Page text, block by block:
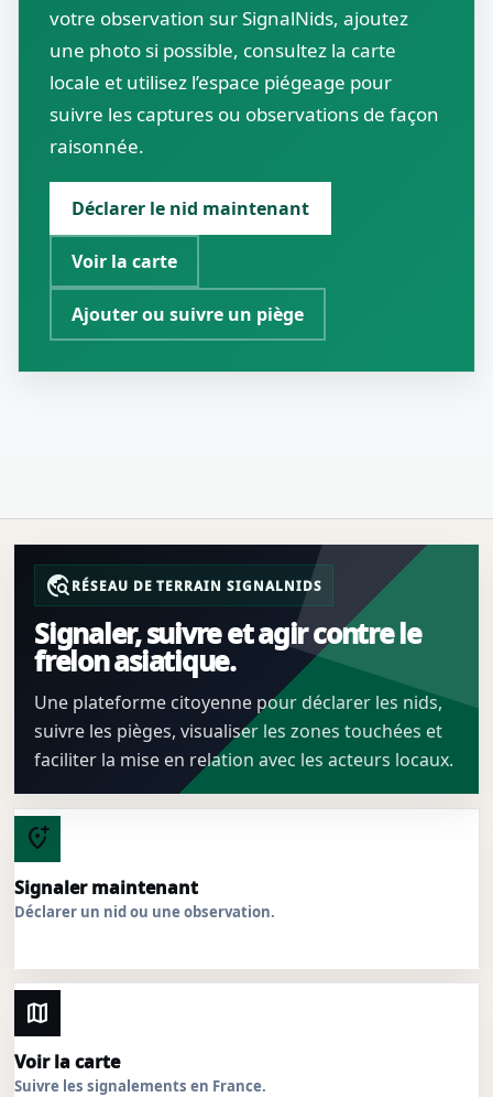
votre observation sur SignalNids, ajoutez
une photo si possible, consultez la carte
locale et utilisez l’espace piégeage pour
suivre les captures ou observations de façon
raisonnée.
Déclarer le nid maintenant
Voir la carte
Ajouter ou suivre un piège
travel_exploreRÉSEAU DE TERRAIN SIGNALNIDS
Signaler, suivre et agir contre le
frelon asiatique.
Une plateforme citoyenne pour déclarer les nids,
suivre les pièges, visualiser les zones touchées et
faciliter la mise en relation avec les acteurs locaux.
add_location_alt
Signaler maintenant
Déclarer un nid ou une observation.
map
Voir la carte
Suivre les signalements en France.